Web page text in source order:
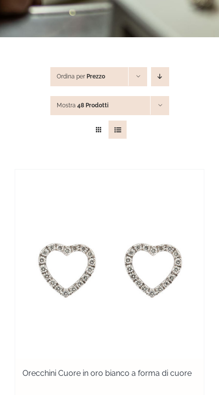
STEVE ANGELI
EXPERIENCE
BLOG
Ordina per Prezzo
Mostra 48 Prodotti
Orecchini Cuore in oro bianco a forma di cuore